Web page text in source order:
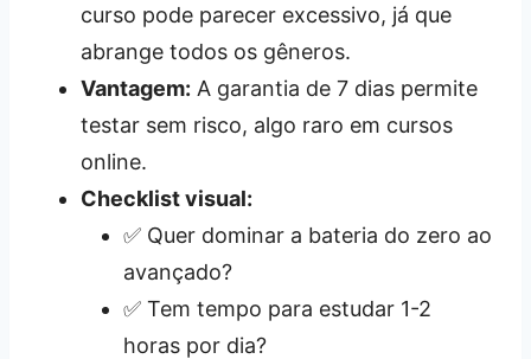
curso pode parecer excessivo, já que
abrange todos os gêneros.
Vantagem: A garantia de 7 dias permite
testar sem risco, algo raro em cursos
online.
Checklist visual:
✅ Quer dominar a bateria do zero ao
avançado?
✅ Tem tempo para estudar 1-2
horas por dia?